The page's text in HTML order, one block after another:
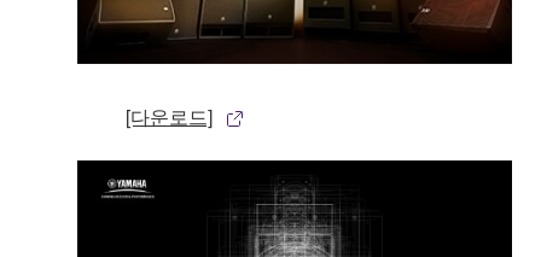
[다운로드]